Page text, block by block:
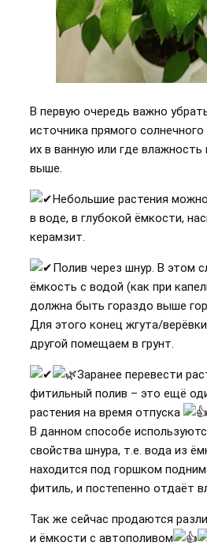
В первую очередь важно
источника прямого
их в ванную или где влажность
выше.
Небольшие растения
в воде, в глубокой ёмкости,
керамзит.
Полив через шнур. В этом
ёмкость с водой (как при
должна быть гораздо выше
Для этого конец жгута/
другой помещаем в грунт.
Заранее перевести
фитильный полив – это ещё
растения на время отпуска
В данном способе
свойства шнура, т.е. вода из
находится под горшком
фитиль, и постепенно отдаёт
Так же сейчас продаются
и ёмкости с автополивом